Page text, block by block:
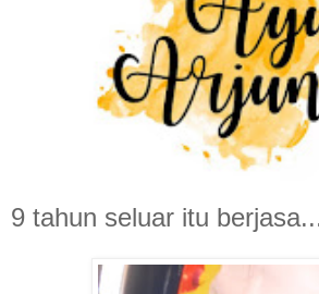
9 tahun seluar itu